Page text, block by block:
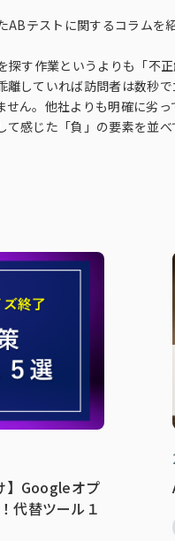
テストに関するコラムを紹
す作業というよりも「不
離していれば訪問者は数秒
ん。他社よりも明確に劣
感じた「負」の要素を並べ
】Googleオプ
代替ツール１